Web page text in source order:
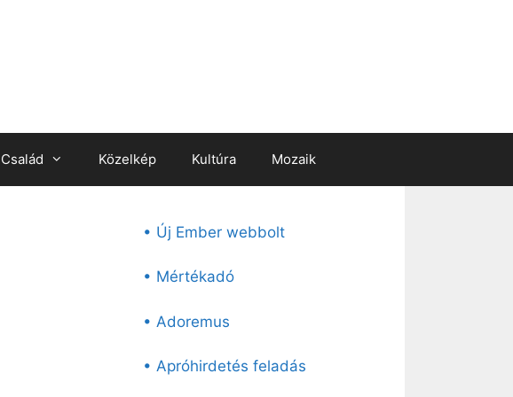
Család Közelkép Kultúra Mozaik
• Új Ember webbolt
• Mértékadó
• Adoremus
• Apróhirdetés feladás